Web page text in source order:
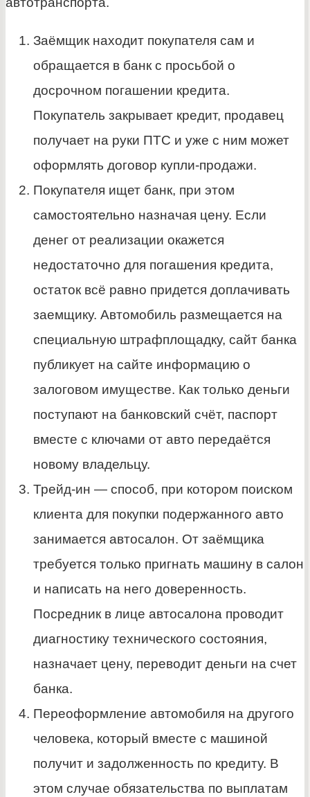
Заёмщик находит покупателя сам и
обращается в банк с просьбой о
досрочном погашении кредита.
Покупатель закрывает кредит, продавец
получает на руки ПТС и уже с ним может
оформлять договор купли-продажи.
Покупателя ищет банк, при этом
самостоятельно назначая цену. Если
денег от реализации окажется
недостаточно для погашения кредита,
остаток всё равно придется доплачивать
заемщику. Автомобиль размещается на
специальную штрафплощадку, сайт банка
публикует на сайте информацию о
залоговом имуществе. Как только деньги
поступают на банковский счёт, паспорт
вместе с ключами от авто передаётся
новому владельцу.
Трейд-ин — способ, при котором поиском
клиента для покупки подержанного авто
занимается автосалон. От заёмщика
требуется только пригнать машину в салон
и написать на него доверенность.
Посредник в лице автосалона проводит
диагностику технического состояния,
назначает цену, переводит деньги на счет
банка.
Переоформление автомобиля на другого
человека, который вместе с машиной
получит и задолженность по кредиту. В
этом случае обязательства по выплатам